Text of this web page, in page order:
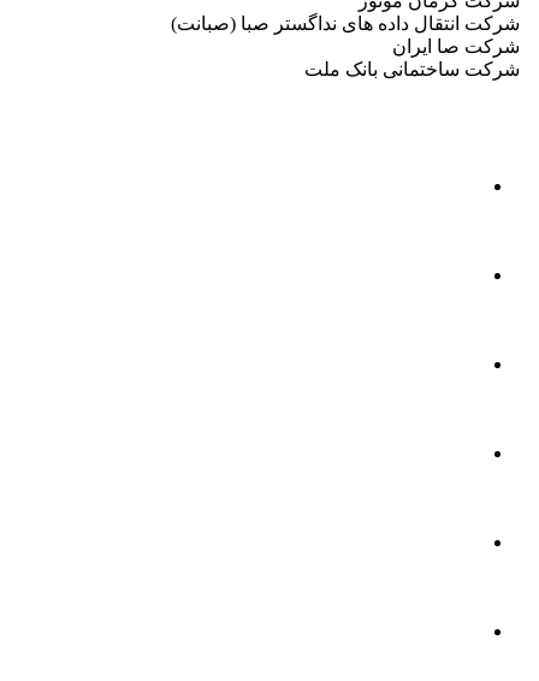
شرکت انتقال داده های نداگستر صبا (صبانت)
شرکت صا ایران
شرکت ساختمانی بانک ملت